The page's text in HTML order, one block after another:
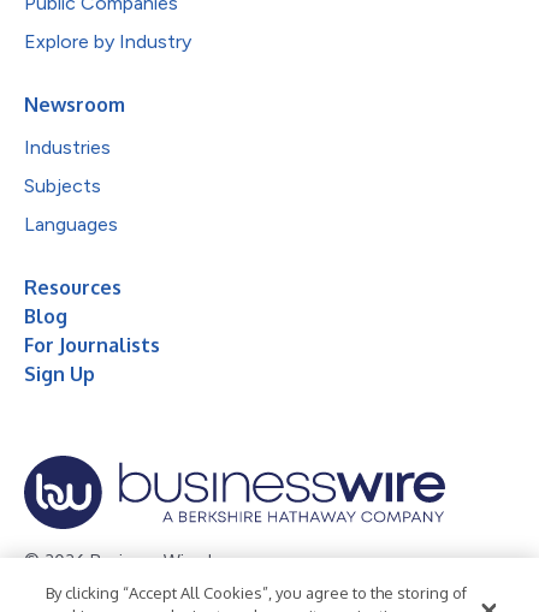
Explore by Industry
Newsroom
Industries
Subjects
Languages
Resources
Blog
For Journalists
Sign Up
© 2026 Business Wire, Inc.
Privacy Policy Cookie Policy Accessibility Statement
By clicking “Accept All Cookies”, you agree to the storing of